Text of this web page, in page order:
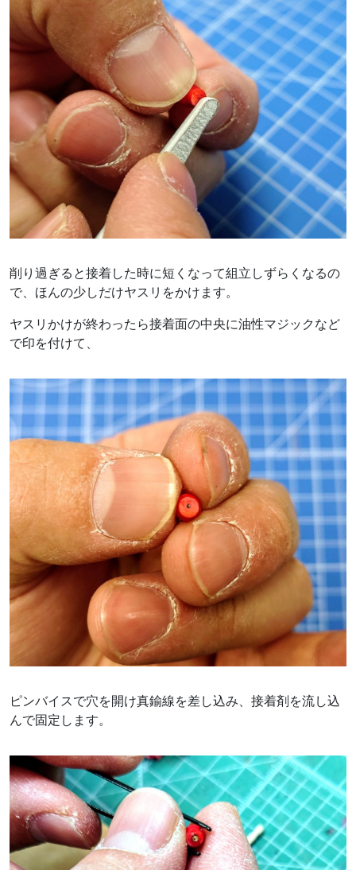
削り過ぎると接着した時に短くなって組立しずらくなるの
で、ほんの少しだけヤスリをかけます。
ヤスリかけが終わったら接着面の中央に油性マジックなど
で印を付けて、
ピンバイスで穴を開け真鍮線を差し込み、接着剤を流し込
んで固定します。